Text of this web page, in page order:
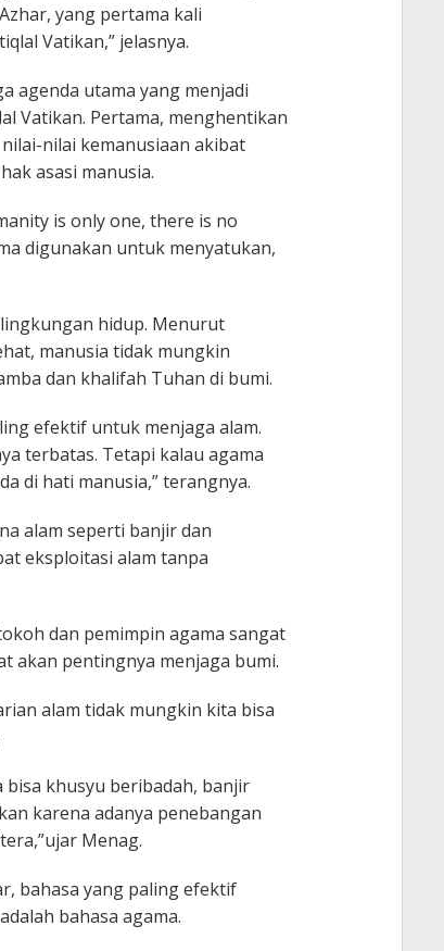
yang pertama kali
Vatikan,” jelasnya.
agenda utama yang menjadi
Vatikan. Pertama, menghentikan
nilai kemanusiaan akibat
asasi manusia.
is only one, there is no
digunakan untuk menyatukan,
hidup. Menurut
manusia tidak mungkin
dan khalifah Tuhan di bumi.
efektif untuk menjaga alam.
terbatas. Tetapi kalau agama
di hati manusia,” terangnya.
alam seperti banjir dan
eksploitasi alam tanpa
dan pemimpin agama sangat
akan pentingnya menjaga bumi.
alam tidak mungkin kita bisa
bisa khusyu beribadah, banjir
karena adanya penebangan
Menag.
bahasa yang paling efektif
bahasa agama.